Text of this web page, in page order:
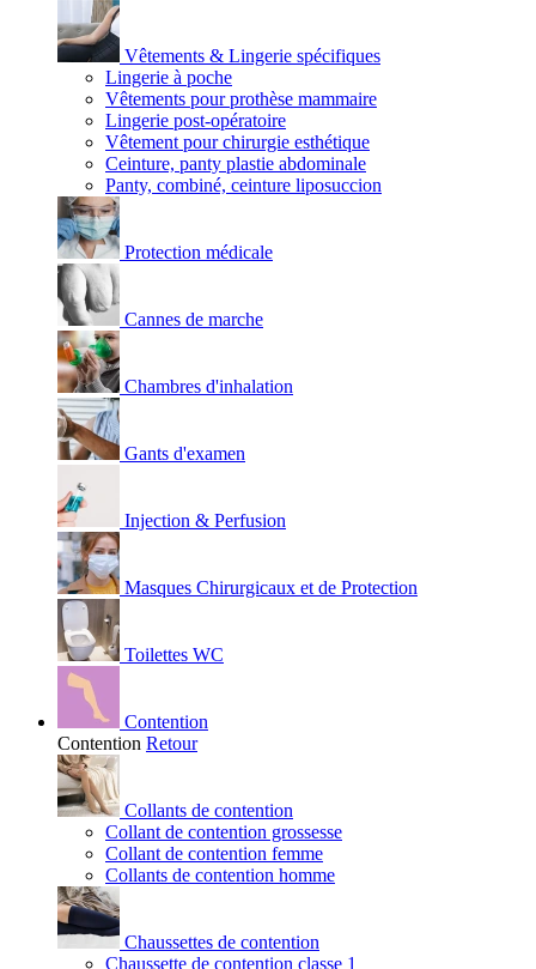
Vêtements & Lingerie spécifiques
Lingerie à poche
Vêtements pour prothèse mammaire
Lingerie post-opératoire
Vêtement pour chirurgie esthétique
Ceinture, panty plastie abdominale
Panty, combiné, ceinture liposuccion
Protection médicale
Cannes de marche
Chambres d'inhalation
Gants d'examen
Injection & Perfusion
Masques Chirurgicaux et de Protection
Toilettes WC
Contention
Contention Retour
Collants de contention
Collant de contention grossesse
Collant de contention femme
Collants de contention homme
Chaussettes de contention
Chaussette de contention classe 1